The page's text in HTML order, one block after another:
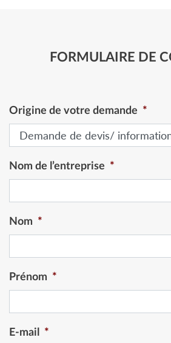
FORMULAIRE DE
Origine de votre demande *
Nom de l’entreprise *
Nom *
Prénom *
E-mail *